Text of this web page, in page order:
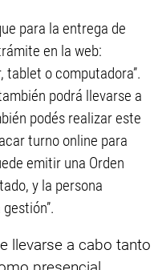
para la entrega de
en la web:
tablet o computadora”.
podrá llevarse a
podés realizar este
turno online para
emitir una Orden
y la persona